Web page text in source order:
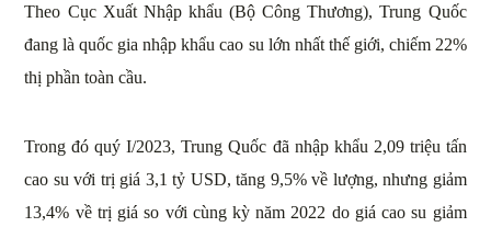
Theo Cục Xuất Nhập khẩu (Bộ Công Thương), Trung Quốc
đang là quốc gia nhập khẩu cao su lớn nhất thế giới, chiếm 22%
thị phần toàn cầu.
Trong đó quý I/2023, Trung Quốc đã nhập khẩu 2,09 triệu tấn
cao su với trị giá 3,1 tỷ USD, tăng 9,5% về lượng, nhưng giảm
13,4% về trị giá so với cùng kỳ năm 2022 do giá cao su giảm